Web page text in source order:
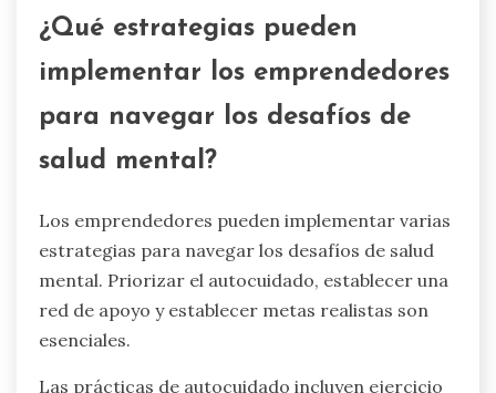
¿Qué estrategias pueden
implementar los emprendedores
para navegar los desafíos de
salud mental?
Los emprendedores pueden implementar varias
estrategias para navegar los desafíos de salud
mental. Priorizar el autocuidado, establecer una
red de apoyo y establecer metas realistas son
esenciales.
Las prácticas de autocuidado incluyen ejercicio